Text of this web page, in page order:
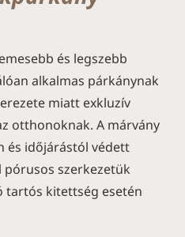
és legszebb
alkalmas párkánynak
miatt exkluzív
otthonoknak. A márvány
és időjárástól védett
pórusos szerkezetük
tartós kitettség esetén